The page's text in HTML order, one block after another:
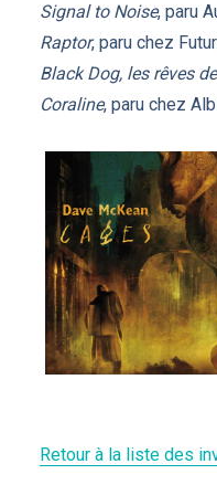
Signal to Noise, paru
Raptor, paru chez
Black Dog, les rêves
Coraline, paru chez
Retour à la liste des